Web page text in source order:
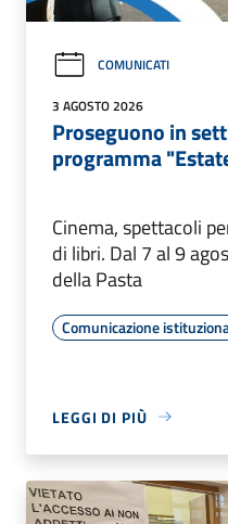
COMUNICATI
3 AGOSTO 2026
Proseguono in
programma
Cinema, spettacoli
di libri. Dal 7 al 9
della Pasta
Comunicazione
LEGGI DI PIÙ